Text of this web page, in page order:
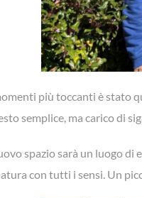
più toccanti è stato
semplice, ma carico di
spazio sarà un luogo di
con tutti i sensi. Un